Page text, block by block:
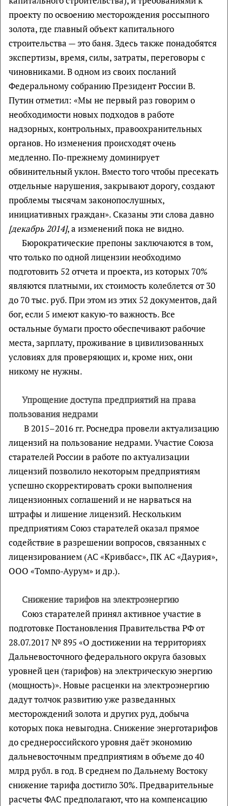
проекту по освоению месторождения россыпного
золота, где главный объект капитального
строительства — это баня. Здесь также понадобятся
экспертизы, время, силы, затраты, переговоры с
чиновниками. В одном из своих посланий
Федеральному собранию Президент России В.
Путин отметил: «Мы не первый раз говорим о
необходимости новых подходов в работе
надзорных, контрольных, правоохранительных
органов. Но изменения происходят очень
медленно. По-прежнему доминирует
обвинительный уклон. Вместо того чтобы пресекать
отдельные нарушения, закрывают дорогу, создают
проблемы тысячам законопослушных,
инициативных граждан». Сказаны эти слова давно
[декабрь 2014], а изменений пока не видно.
Бюрократические препоны заключаются в том,
что только по одной лицензии необходимо
подготовить 52 отчета и проекта, из которых 70%
являются платными, их стоимость колеблется от 30
до 70 тыс. руб. При этом из этих 52 документов, дай
бог, если 5 имеют какую-то важность. Все
остальные бумаги просто обеспечивают рабочие
места, зарплату, проживание в цивилизованных
условиях для проверяющих и, кроме них, они
никому не нужны.
Упрощение доступа предприятий на права
пользования недрами
В 2015–2016 гг. Роснедра провели актуализацию
лицензий на пользование недрами. Участие Союза
старателей России в работе по актуализации
лицензий позволило некоторым предприятиям
успешно скорректировать сроки выполнения
лицензионных соглашений и не нарваться на
штрафы и лишение лицензий. Нескольким
предприятиям Союз старателей оказал прямое
содействие в разрешении вопросов, связанных с
лицензированием (АС «Кривбасс», ПК АС «Даурия»,
ООО «Томпо-Аурум» и др.).
Снижение тарифов на электроэнергию
Союз старателей принял активное участие в
подготовке Постановления Правительства РФ от
28.07.2017 № 895 «О достижении на территориях
Дальневосточного федерального округа базовых
уровней цен (тарифов) на электрическую энергию
(мощность)». Новые расценки на электроэнергию
дадут толчок развитию уже разведанных
месторождений золота и других руд, добыча
которых пока невыгодна. Снижение энерготарифов
до среднероссийского уровня даёт экономию
дальневосточным предприятиям в объеме до 40
млрд рубл. в год. В среднем по Дальнему Востоку
снижение тарифа достигло 30%. Предварительные
расчеты ФАС предполагают, что на компенсацию